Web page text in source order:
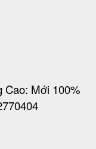
Cao: Mới 100%